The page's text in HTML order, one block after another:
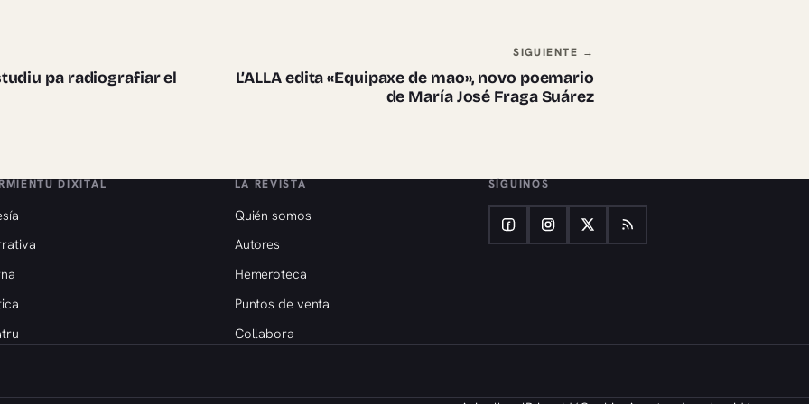
pieces
pa radiografiar el
SIGUIENTE →
L’ALLA edita «Equipaxe de mao», novo poemario
de María José Fraga Suárez
DIXITAL LA REVISTA
Quién somos
Autores
Hemeroteca
Puntos de venta
Collabora
SÍGUINOS